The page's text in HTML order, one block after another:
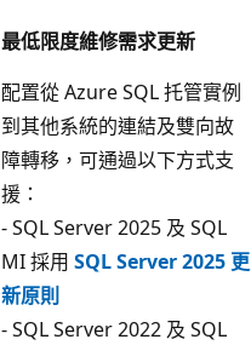
最低限度維修需求更新
配置從 Azure SQL 托管實例
到其他系統的連結及雙向故
障轉移，可通過以下方式支
援：
- SQL Server 2025 及 SQL
MI 採用 SQL Server 2025 更
新原則
- SQL Server 2022 及 SQL